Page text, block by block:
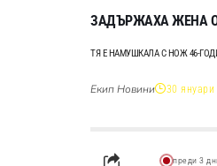
ЗАДЪРЖАХА ЖЕНА
ТЯ Е НАМУШКАЛА С НОЖ 46-
Екип Новини 30 януари
преди 3